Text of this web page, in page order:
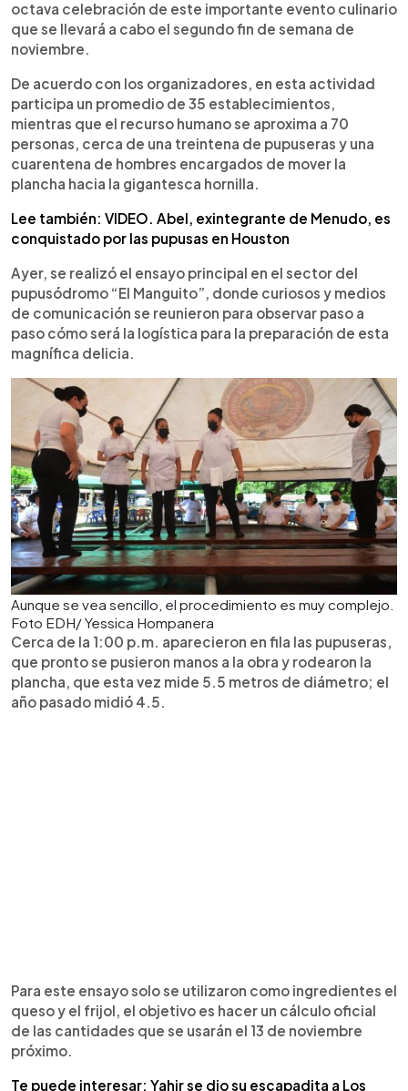
octava celebración de este importante evento culinario
que se llevará a cabo el segundo fin de semana de
noviembre.
De acuerdo con los organizadores, en esta actividad
participa un promedio de 35 establecimientos,
mientras que el recurso humano se aproxima a 70
personas, cerca de una treintena de pupuseras y una
cuarentena de hombres encargados de mover la
plancha hacia la gigantesca hornilla.
Lee también: VIDEO. Abel, exintegrante de Menudo, es
conquistado por las pupusas en Houston
Ayer, se realizó el ensayo principal en el sector del
pupusódromo “El Manguito”, donde curiosos y medios
de comunicación se reunieron para observar paso a
paso cómo será la logística para la preparación de esta
magnífica delicia.
Aunque se vea sencillo, el procedimiento es muy complejo.
Foto EDH/ Yessica Hompanera
Cerca de la 1:00 p.m. aparecieron en fila las pupuseras,
que pronto se pusieron manos a la obra y rodearon la
plancha, que esta vez mide 5.5 metros de diámetro; el
año pasado midió 4.5.
Para este ensayo solo se utilizaron como ingredientes el
queso y el frijol, el objetivo es hacer un cálculo oficial
de las cantidades que se usarán el 13 de noviembre
próximo.
Te puede interesar: Yahir se dio su escapadita a Los